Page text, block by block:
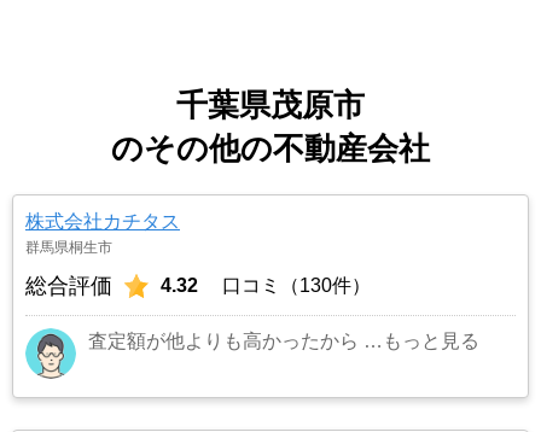
千葉県茂原市
のその他の不動産会社
株式会社カチタス
群馬県桐生市
総合評価 4.32 口コミ（130件）
査定額が他よりも高かったから …もっと見る